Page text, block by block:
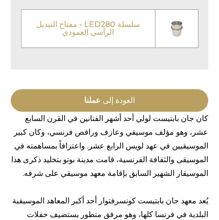
سلسلة LED280 - مفتاح التبديل
الرأسي العمودي
العودة إلى عملنا
كان جان بابتيست لولي أحد أشهر الفنانين في القرن السابع
عشر، وهو مؤلف موسيقي وعازف وراقص فرنسي، وكان كبير
الموسيقيين في عهد لويس الرابع عشر. واعترافاً بمساهمته في
الموسيقى والثقافة الفرنسية، قامت مدينة بوتو بتخليد ذكرى هذا
الموسيقار الشهير السابق بإقامة معهد موسيقي على شرفه.
يُعد معهد جان بابتيست كونسرفتوار أحد أكبر المعاهد الموسيقية
البلدية في فرنسا كلها، وهو مرفق متطور يستضيف حفلات